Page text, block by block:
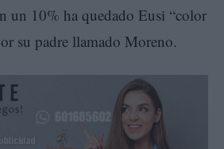
un 10% ha quedado Eusi “color
su padre llamado Moreno.